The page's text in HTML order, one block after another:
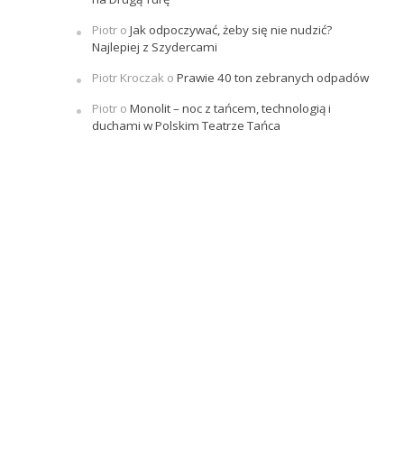
Piotro Jak odpoczywać, żeby się nie nudzić?
Najlepiej z Szydercami
Piotr Kroczak o Prawie 40 ton zebranych odpadów
Piotro Monolit – noc z tańcem, technologią i
duchami w Polskim Teatrze Tańca